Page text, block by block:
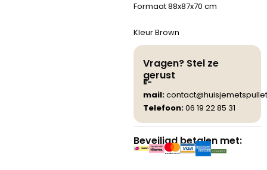
Formaat 88x87x70 cm
Kleur Brown
Vragen? Stel ze
gerust
E-
mail:
Telefoon:06 19 22 85 31
Beveiligd betalen met: